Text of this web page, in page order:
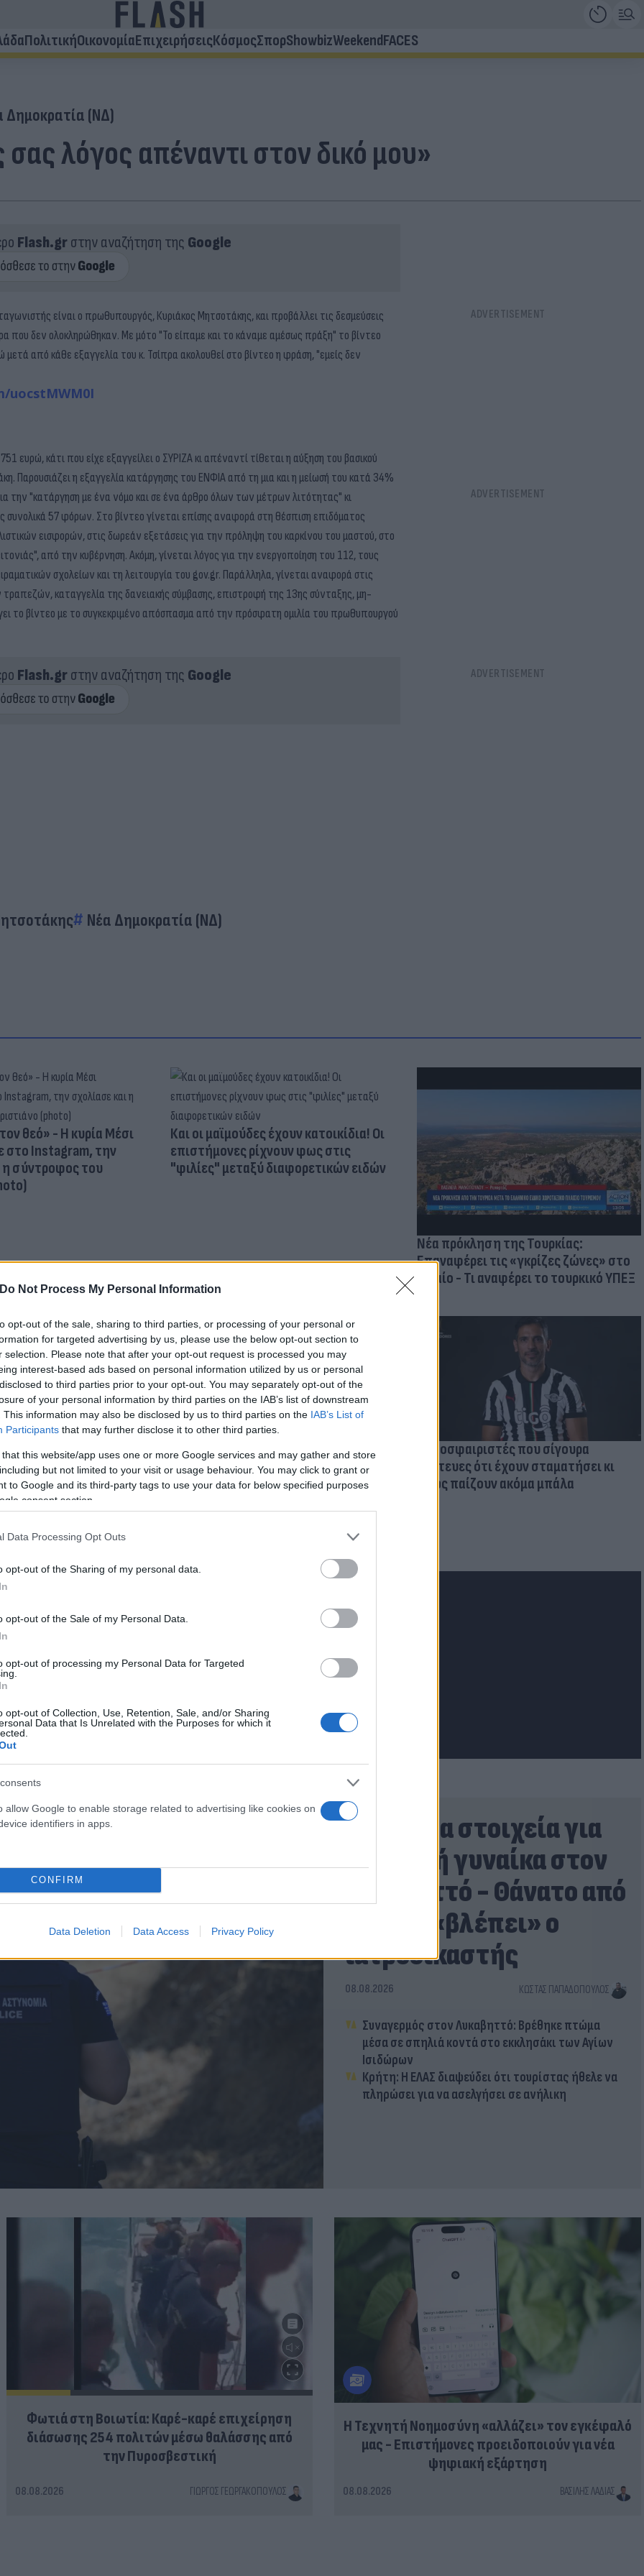
Do Not Process My Personal Information
opt-out of the sale, sharing to third parties, or processing of your personal or
for targeted advertising by us, please use the below opt-out section to
selection. Please note that after your opt-out request is processed you may
interest-based ads based on personal information utilized by us or personal
to third parties prior to your opt-out. You may separately opt-out of the
of your personal information by third parties on the IAB’s list of downstream
This information may also be disclosed by us to third parties on the IAB’s List of
Participants that may further disclose it to other third parties.
that this website/app uses one or more Google services and may gather and store
but not limited to your visit or usage behaviour. You may click to grant or
to Google and its third-party tags to use your data for below specified purposes
consent section.
Data Processing Opt Outs
opt-out of the Sharing of my personal data.
opt-out of the Sale of my Personal Data.
opt-out of processing my Personal Data for Targeted
opt-out of Collection, Use, Retention, Sale, and/or Sharing
Data that Is Unrelated with the Purposes for which it
allow Google to enable storage related to advertising like cookies on
identifiers in apps.
CONFIRM
Data Deletion Data Access Privacy Policy
ΠολιτικήΟικονομίαΕπιχειρήσειςΚόσμοςΣπορShowbizWeekendFACES
Δημοκρατία (ΝΔ)
λόγος απέναντι στον δικό μου»
Flash.grστην αναζήτηση της Google
είναι ο πρωθυπουργός, Κυριάκος Μητσοτάκης, και προβάλλει τις δεσμεύσεις
που δεν ολοκληρώθηκαν. Με μότο "Το είπαμε και το κάναμε αμέσως πράξη" το βίντεο
από κάθε εξαγγελία του κ. Τσίπρα ακολουθεί στο βίντεο η φράση, "εμείς δεν
uocstMWM0I
κάτι που είχε εξαγγείλει ο ΣΥΡΙΖΑ κι απέναντί τίθεται η αύξηση του βασικού
Παρουσιάζει η εξαγγελία κατάργησης του ΕΝΦΙΑ από τη μια και η μείωσή του κατά 34%
την "κατάργηση με ένα νόμο και σε ένα άρθρο όλων των μέτρων λιτότητας" κι
57 φόρων. Στο βίντεο γίνεται επίσης αναφορά στη θέσπιση επιδόματος
εισφορών, στις δωρεάν εξετάσεις για την πρόληψη του καρκίνου του μαστού, στο
από την κυβέρνηση. Ακόμη, γίνεται λόγος για την ενεργοποίηση του 112, τους
σχολείων και τη λειτουργία του gov.gr. Παράλληλα, γίνεται αναφορά στις
τραπεζών, καταγγελία της δανειακής σύμβασης, επιστροφή της 13ης σύνταξης, μη-
το βίντεο με το συγκεκριμένο απόσπασμα από την πρόσφατη ομιλία του πρωθυπουργού
Flash.grστην αναζήτηση της Google
Νέα Δημοκρατία (ΝΔ)
θεό» - Η κυρία Μέσι
στο Instagram, την
η σύντροφος του
Και οι μαϊμούδες έχουν κατοικίδια! Οι
επιστήμονες ρίχνουν φως στις
"φιλίες" μεταξύ διαφορετικών ειδών
Νέα πρόκληση της Τουρκίας:
Επαναφέρει τις «γκρίζες ζώνες» στο
Αιγαίο - Τι αναφέρει το τουρκικό ΥΠΕΞ
3,5 φορές
ο κίνδυνος σοβαρής
κάκωσης
Νέο κύμα καύσωνα σαρώνει την
Ευρώπη: Θερμοκρασίες - ρεκόρ &
Ποδοσφαιριστές που σίγουρα
πίστευες ότι έχουν σταματήσει κι
όμως παίζουν ακόμα μπάλα
μην μένεις στο σκοτάδι... ακολούθησε το Flash.gr
Τα πρώτα στοιχεία για
τη νεκρή γυναίκα στον
Λυκαβηττό - Θάνατο από
πτώση «βλέπει» ο
ιατροδικαστής
08.08.2026 ΚΏΣΤΑΣ ΠΑΠΑΔΌΠΟΥΛΟΣ
Συναγερμός στον Λυκαβηττό: Βρέθηκε πτώμα
μέσα σε σπηλιά κοντά στο εκκλησάκι των Αγίων
Ισιδώρων
Κρήτη: Η ΕΛΑΣ διαψεύδει ότι τουρίστας ήθελε να
πληρώσει για να ασελγήσει σε ανήλικη
Φωτιά στη Βοιωτία: Καρέ-καρέ επιχείρηση
διάσωσης 254 πολιτών μέσω θαλάσσης από
την Πυροσβεστική
08.08.2026 ΓΙΏΡΓΟΣ ΓΕΩΡΓΑΚΌΠΟΥΛΟΣ
Η Τεχνητή Νοημοσύνη «αλλάζει» τον εγκέφαλό
μας - Eπιστήμονες προειδοποιούν για νέα
ψηφιακή εξάρτηση
08.08.2026 ΒΑΣΊΛΗΣ ΛΑΔΙΆΣ